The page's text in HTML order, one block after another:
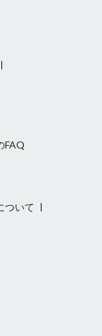
FAQ
ついて